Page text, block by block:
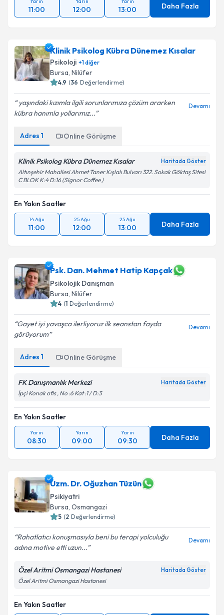
11:00 12:00 13:00 Daha Fazla
Klinik Psikolog Kübra Dünemez Kısalar
Psikoloji +1diğer
Bursa, Nilüfer
4.9 (36 Değerlendirme)
yaşındaki kızımla ilgili sorunlarımıza çözüm ararken
kübra hanımla yollarımız...
Devamı
Adres 1 Online Görüşme
Klinik Psikolog Kübra Dünemez Kısalar Haritada Göster
Altınşehir Mahallesi Ahmet Taner Kışlalı Bulvarı 322. Sokak Göktaş Sitesi
C BLOK K:4 D:16 (Signor Coffee )
En Yakın Saatler
14 Ağu
11:00
25 Ağu
12:00
25 Ağu
13:00 Daha Fazla
Psk. Dan. Mehmet Hatip Kapçak
Psikolojik Danışman
Bursa, Nilüfer
4 (1 Değerlendirme)
Gayet iyi yavaşca ilerliyoruz ilk seanstan fayda
görüyorum
Devamı
Adres 1 Online Görüşme
FK Danışmanlık Merkezi Haritada Göster
İpçi Konak ofis , No :6 Kat :1 / D:3
En Yakın Saatler
Yarın
08:30
Yarın
09:00
Yarın
09:30 Daha Fazla
Uzm. Dr. Oğuzhan Tüzün
Psikiyatri
Bursa, Osmangazi
5 (2 Değerlendirme)
Rahatlatıcı konuşmasıyla beni bu terapi yolculuğu
adına motive etti uzun...
Devamı
Özel Aritmi Osmangazi Hastanesi Haritada Göster
Özel Aritmi Osmangazi Hastanesi
En Yakın Saatler